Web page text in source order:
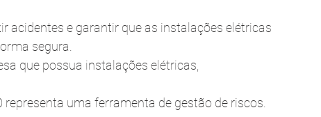
acidentes e garantir que as instalações elétricas
segura.
que possua instalações elétricas,
uma ferramenta de gestão de riscos.